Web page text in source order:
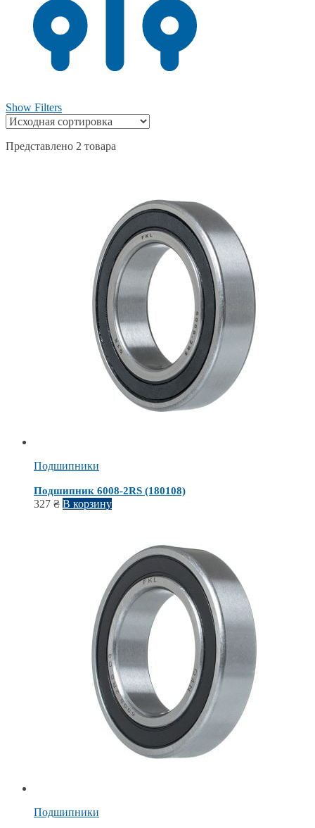
Show Filters
Представлено 2 товара
Подшипники
Подшипник 6008-2RS (180108)
327 ₴ В корзину
Подшипники